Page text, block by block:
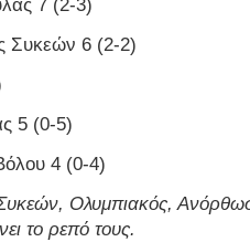
7 (2-3)
Συκεών 6 (2-2)
5 (0-5)
4 (0-4)
Ολυμπιακός,
το ρεπό τους.